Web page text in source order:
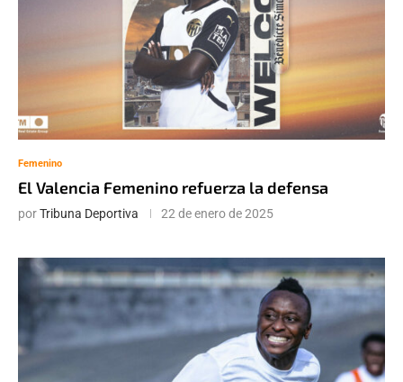
Femenino
El Valencia Femenino refuerza la defensa
porTribuna Deportiva 22 de enero de 2025